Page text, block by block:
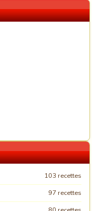
103 recettes
97 recettes